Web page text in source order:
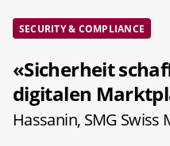
SECURITY & COMPLIANCE
«Sicherheit
digitalen
Hassanin, SMG